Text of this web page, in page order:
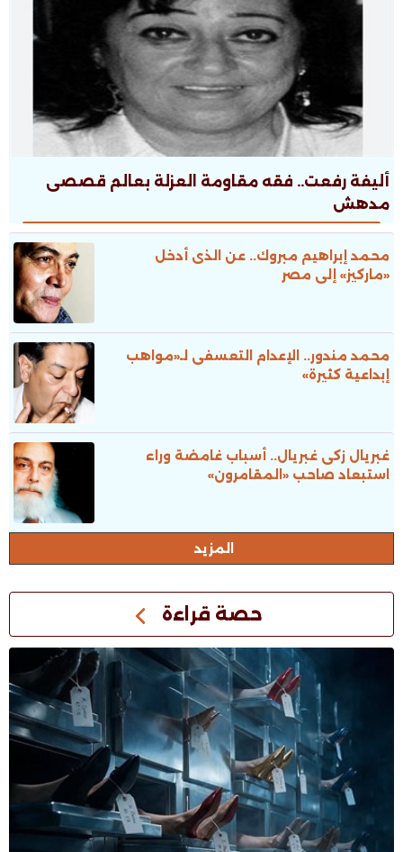
أليفة رفعت.. فقه مقاومة العزلة بعالم قصصى
مدهش
محمد إبراهيم مبروك.. عن الذى أدخل
«ماركيز» إلى مصر
محمد مندور.. الإعدام التعسفى لـ«مواهب
إبداعية كثيرة»
غبريال زكى غبريال.. أسباب غامضة وراء
استبعاد صاحب «المقامرون»
المزيد
حصة قراءة